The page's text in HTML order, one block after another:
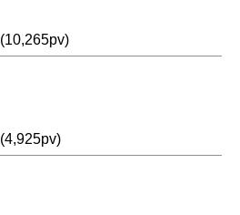
(10,265pv)
(4,925pv)